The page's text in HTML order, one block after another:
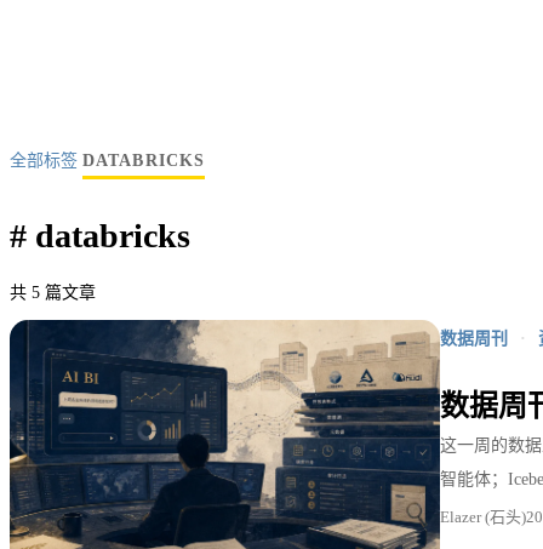
全部标签 DATABRICKS
# databricks
共 5 篇文章
数据周刊 ·
数据周
这一周的数
智能体；
Elazer (石头)